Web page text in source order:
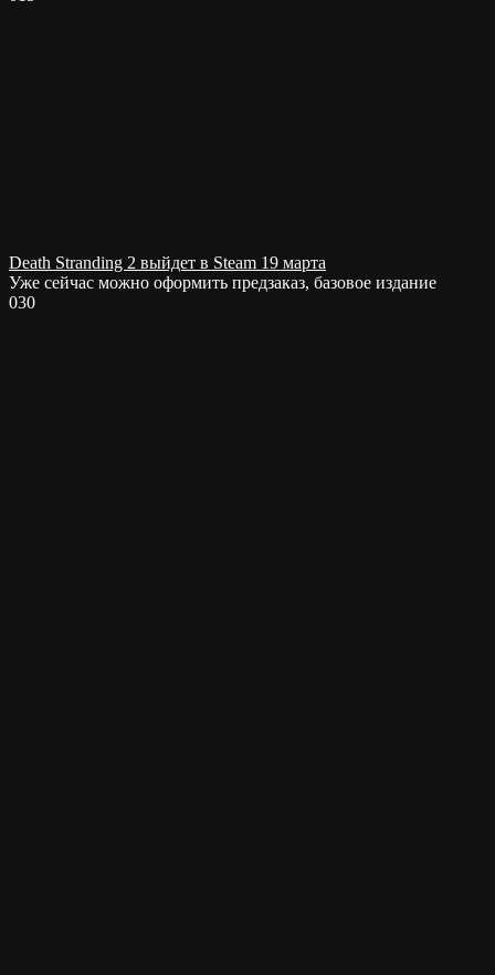
Death Stranding 2 выйдет в Steam 19 марта
Уже сейчас можно оформить предзаказ, базовое издание
030